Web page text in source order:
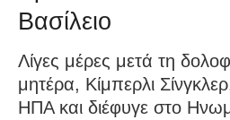
Βασίλειο
Λίγες μέρες μετά τη
μητέρα, Κίμπερλι
ΗΠΑ και διέφυγε στο